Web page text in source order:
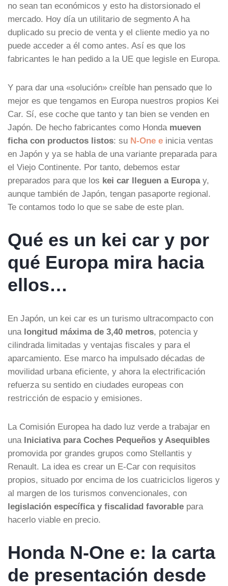
no sean tan económicos y esto ha distorsionado el
mercado. Hoy día un utilitario de segmento A ha
duplicado su precio de venta y el cliente medio ya no
puede acceder a él como antes. Así es que los
fabricantes le han pedido a la UE que legisle en Europa.
Y para dar una «solución» creíble han pensado que lo
mejor es que tengamos en Europa nuestros propios Kei
Car. Sí, ese coche que tanto y tan bien se venden en
Japón. De hecho fabricantes como Honda mueven
ficha con productos listos: su N-One e inicia ventas
en Japón y ya se habla de una variante preparada para
el Viejo Continente. Por tanto, debemos estar
preparados para que los kei car lleguen a Europay,
aunque también de Japón, tengan pasaporte regional.
Te contamos todo lo que se sabe de este plan.
Qué es un kei car y por
qué Europa mira hacia
ellos…
En Japón, un kei car es un turismo ultracompacto con
una longitud máxima de 3,40 metros, potencia y
cilindrada limitadas y ventajas fiscales y para el
aparcamiento. Ese marco ha impulsado décadas de
movilidad urbana eficiente, y ahora la electrificación
refuerza su sentido en ciudades europeas con
restricción de espacio y emisiones.
La Comisión Europea ha dado luz verde a trabajar en
una Iniciativa para Coches Pequeños y Asequibles
promovida por grandes grupos como Stellantis y
Renault. La idea es crear un E-Car con requisitos
propios, situado por encima de los cuatriciclos ligeros y
al margen de los turismos convencionales, con
legislación específica y fiscalidad favorable para
hacerlo viable en precio.
Honda N-One e: la carta
de presentación desde